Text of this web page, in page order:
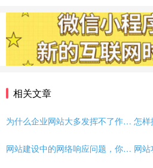
相关文章
为什么企业网站大多发挥不了作用？ 怎样
网站建设中的网络响应问题，你了解吗？